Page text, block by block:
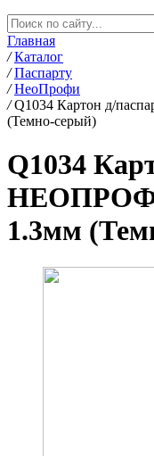
Главная
/ Каталог
/ Паспарту
/ НеоПрофи
/ Q1034 Картон д/
(Темно-серый)
Q1034
1.3мм